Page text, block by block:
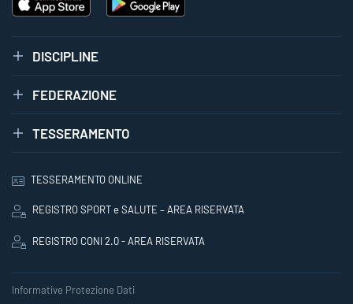
DISCIPLINE
FEDERAZIONE
TESSERAMENTO
TESSERAMENTO ONLINE
REGISTRO SPORT e SALUTE – AREA RISERVATA
REGISTRO CONI 2.0 - AREA RISERVATA
Informative Protezione Dati